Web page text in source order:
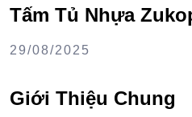
Tấm Tủ Nhựa
29/08/2025
Giới Thiệu Chung